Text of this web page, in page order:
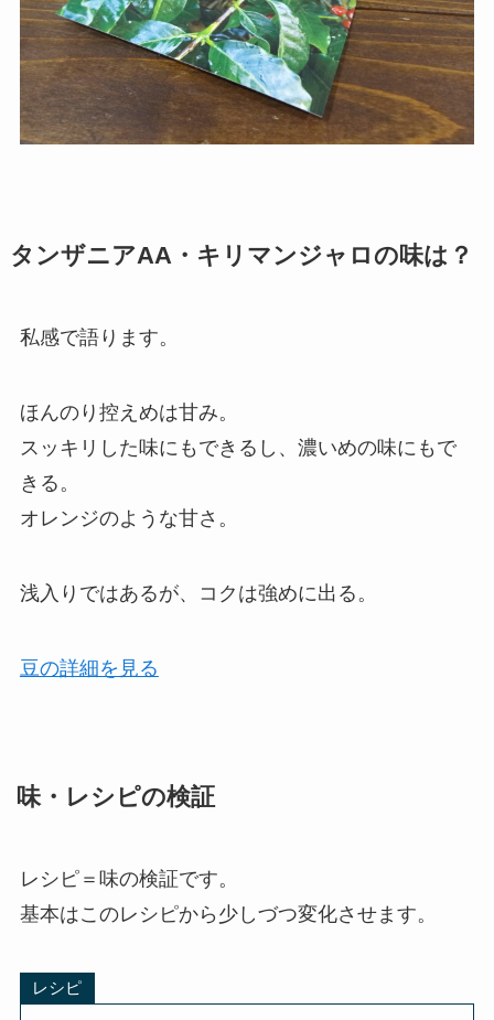
タンザニアAA・キリマンジャロの味は？
私感で語ります。
ほんのり控えめは甘み。
スッキリした味にもできるし、濃いめの味にもで
きる。
オレンジのような甘さ。
浅入りではあるが、コクは強めに出る。
豆の詳細を見る
味・レシピの検証
レシピ＝味の検証です。
基本はこのレシピから少しづつ変化させます。
レシピ